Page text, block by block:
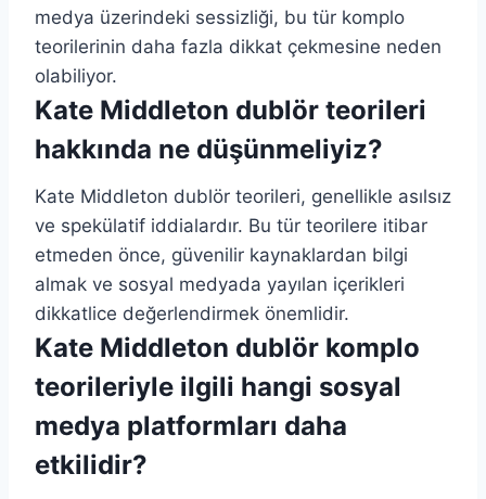
medya üzerindeki sessizliği, bu tür komplo
teorilerinin daha fazla dikkat çekmesine neden
olabiliyor.
Kate Middleton dublör teorileri
hakkında ne düşünmeliyiz?
Kate Middleton dublör teorileri, genellikle asılsız
ve spekülatif iddialardır. Bu tür teorilere itibar
etmeden önce, güvenilir kaynaklardan bilgi
almak ve sosyal medyada yayılan içerikleri
dikkatlice değerlendirmek önemlidir.
Kate Middleton dublör komplo
teorileriyle ilgili hangi sosyal
medya platformları daha
etkilidir?